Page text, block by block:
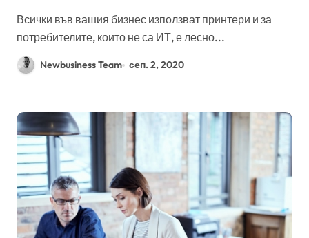
Всички във вашия бизнес използват принтери и за
потребителите, които не са ИТ, е лесно...
Newbusiness Team сеп. 2, 2020